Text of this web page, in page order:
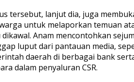
tersebut, lanjut dia, juga
untuk melaporkan temuan
Anam mencontohkan
luput dari pantauan media,
daerah di berbagai bank
dalam penyaluran CSR.